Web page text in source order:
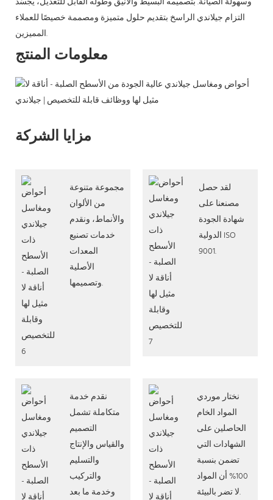
التزام جيلاندي الراسخ بتقديم حلول متميزة ومصممة خصيصًا للعملاء
المميزين.
معلومات المنتج
مزايا الشركة
مجموعة متنوعة
من الألوان
والأنماط، ونقدم
خدمات تصنيع
المعدات
الأصلية
وتصميمها.
لقد حصل
مصنعنا على
شهادة الجودة
الدولية ISO
9001.
نقدم خدمة
متكاملة تشمل
التصميم
والقياس والإنتاج
والتسليم
والتركيب
وخدمة ما بعد
نختار موردي
المواد الخام
الحاصلين على
الشهادات التي
تضمن بنسبة
100% أن المواد
لا تضر بالبيئة.